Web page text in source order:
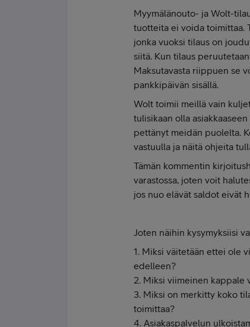
Myymälänouto- ja Wolt-
tuotteita ei voida toimittaa.
jonka vuoksi tilaus on
siitä. Kun tilaus
Maksutavasta riippuen se
pankkipäivän sisällä.
Wolt toimii meillä vain
tulisikaan olla
pettänyt meidän puolelta.
vastuulla ja näitä ohjeita
Tämän kommentin
varastossa, joten voit
jos nuo elävät saldot eivät
Joten näihin kysymyksiisi
1. Miksi väitetään ettei ole
edelleen?
2. Miksi viimeinen kappale
3. Miksi on merkitty koko
toimittaa?
4. Asiakaspalvelun